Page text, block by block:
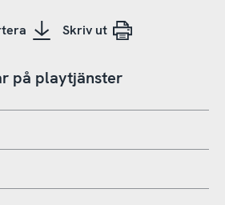
Skriv ut
på playtjänster